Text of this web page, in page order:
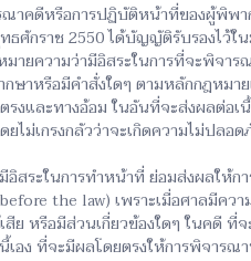
คดีหรือการปฏิบัติหน้าที่ของผู้พิพาก
ศักราช 2550 ได้บัญญัติรับรองไว้ใ
ายความว่ามีอิสระในการที่จะพิจาร
าหรือมีคำสั่งใดๆ ตามหลักกฎหมา
รงและทางอ้อม ในอันที่จะส่งผลต่อ
ยไม่เกรงกลัวว่าจะเกิดความไม่ปล
ระในการทำหน้าที่ ย่อมส่งผลให้ก
the law) เพราะเมื่อศาลมีค
สีย หรือมีส่วนเกี่ยวข้องใดๆ ในคดี
เอง ที่จะมีผลโดยตรงให้การพิจาร